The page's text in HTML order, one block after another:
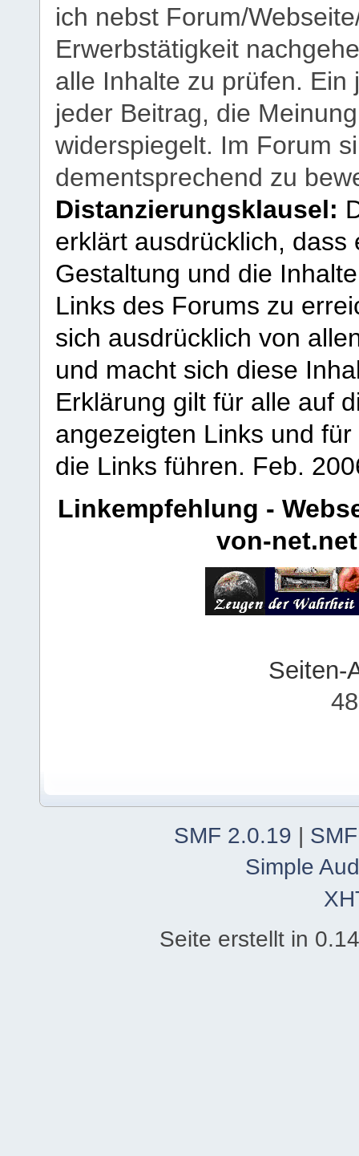
ich nebst Forum/
Erwerbstätigkeit
alle Inhalte zu prüfen.
jeder Beitrag, die
widerspiegelt. Im Forum
dementsprechend zu
Distanzierungsklausel:
erklärt ausdrücklich,
Gestaltung und die
Links des Forums zu
sich ausdrücklich von
und macht sich diese
Erklärung gilt für alle auf
angezeigten Links und
die Links führen. Feb.
Linkempfehlung -
von-net.net
Seiten-
SMF 2.0.19 |
Simple
Seite erstellt in